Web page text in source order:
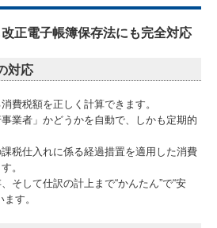
正電子帳簿保存法にも完全対応
対応
費税額を正しく計算できます。
業者」かどうかを自動で、しかも定期的
税仕入れに係る経過措置を適用した消費
。
そして仕訳の計上まで“かんたん”で“安
す。